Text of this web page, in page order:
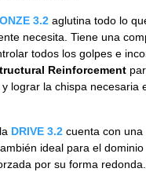
3.2 aglutina todo lo
necesita. Tiene una
todos los golpes e
Reinforcement
lograr la chispa necesaria
DRIVE 3.2 cuenta con una
ideal para el
por su forma